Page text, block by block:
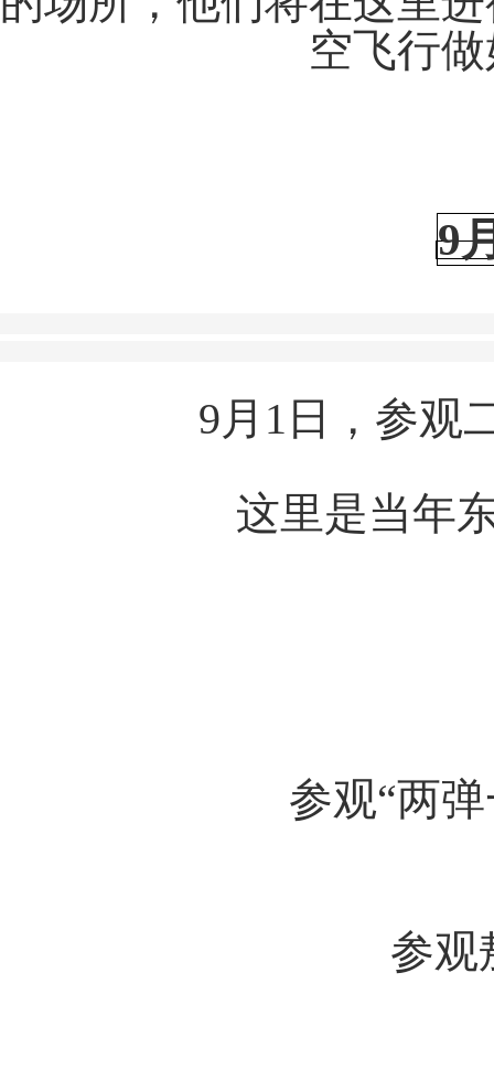
空飞行
9
9月1日，参观
这里是当年
参观“两
参观